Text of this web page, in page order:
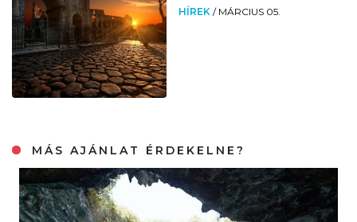
HÍREK / MÁRCIUS 05.
MÁS AJÁNLAT ÉRDEKELNE?